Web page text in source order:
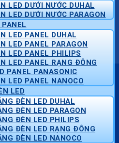
LED DƯỚI NƯỚC DUHAL
LED DƯỚI NƯỚC PARAGON
LED PANEL DUHAL
LED PANEL PARAGON
LED PANEL PHILIPS
LED PANEL RẠNG ĐÔNG
PANEL PANASONIC
LED PANEL NANOCO
LED
ĐÈN LED DUHAL
ĐÈN LED PARAGON
ĐÈN LED PHILIPS
ĐÈN LED RẠNG ĐÔNG
ĐÈN LED NANOCO